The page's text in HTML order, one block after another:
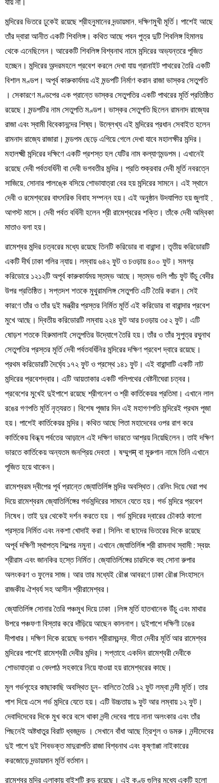
যায় না।
মন্দিরের ভিতরে ঢুকেই রয়েছে শ্রীহনুমানের দন্ডায়মান, দক্ষিণমুখী মূর্তি। পাশেই আছে
তাঁর দ্বারা আনীত একটি শিবলিঙ্গ। কথিত আছে পবন পুত্র দুটি শিবলিঙ্গ হিমালয়
থেকে এনেছিলেন। আরেকটি শিবলিঙ্গ বিশ্বনাথ নামে মন্দিরের অভ্যন্তরে পূজিত
হচ্ছেন। মন্দিরের অন্দরমহলে প্রবেশ করলে দেখা যায় গ্রানাইট পাথরের তৈরি একটি
বিশাল মণ্ডপ। অপূর্ব কারুকার্যময় এই মন্ডপটি নির্মাণ করান রাজা ভাস্কর সেতুপতি
। সেকারণে মণ্ডপের এক প্রান্তে ভাস্কর সেতুপতির একটি পাথরের মূর্তি প্রতিষ্ঠিত
রয়েছে। মন্ডপটির নাম সেতুপতি মণ্ডপ। ভাস্কর সেতুপতি ছিলেন রামনাদ রাজ্যের
রাজা এবং স্বামী বিবেকানন্দের শিষ্য। উল্লেখ্য এই মন্দিরের প্রধান সেবাইত হলেন
রামনাদ রাজ্যে রাজারা। মন্ডপম ছেড়ে এগিয়ে গেলে দেখা যাবে মহালক্ষীর মন্দির।
মহালক্ষ্মী মন্দিরের দক্ষিণে একটি প্রশস্ত হল যেটির নাম কল্যাণমন্ডপম। এখানেই
রয়েছে দেবী পর্বতবর্ধিনী বা দেবী ভগবতীর মন্দির। প্রতি শুক্রবার দেবী মূর্তি নবরত্নে
সাজিয়ে, সোনার পালঙ্কে বসিয়ে শোভাযাত্রা বের হয় মন্দিরের সামনে। এই স্থানে
দেবী ও রমেশ্বরের বাৎসরিক বিবাহ সম্পন্ন হয়। এই অনুষ্ঠান উদযাপিত হয় জুলাই ,
আগস্ট মাসে। দেবী পর্বত বর্ধিনী হলেন শ্রী রামেশ্বরের শক্তি। তাঁকে দেবী অম্বিকা
মাতাও বলা হয়।
রামেশ্বর মন্দির চত্বরের মধ্যে রয়েছে তিনটি করিডোর বা বারান্দা। তৃতীয় করিডোরটি
একটি দীর্ঘ ঢাকা গলির ন্যায়। লম্বায় ৬৪২ ফুট ও চওড়ায় ৪০০ ফুট। সমগ্র
করিডোরে ১২১২টি অপূর্ব কারুকার্যময় স্তম্ভ আছে। স্তম্ভ গুলি পাঁচ ফুট উঁচু বেদীর
উপর প্রতিষ্ঠিত। সপ্তদশ শতকে মুথুরামলিঙ্গ সেতুপতি এটি তৈরি করান। সেই
কারণে তাঁর ও তাঁর দুই মন্ত্রীর প্রস্তর নির্মিত মূর্তি এই করিডোর বা বারান্দার প্রবেশ
মুখে আছে। দ্বিতীয় করিডোরটি লম্বায় ২২৪ ফুট আর চওড়ায় ৩৫২ ফুট। এটি
ষোড়শ শতকে হিরুমালাই সেতুপতির উদ্যোগে তৈরি হয়। তাঁর ও তাঁর সুপুত্র রঘুনাথ
সেতুপতির প্রস্তর মূর্তি দেবী পর্বতবর্ধিনির মন্দিরের দক্ষিণ প্রবেশ দ্বারে রয়েছে।
প্রথম করিডোরটি দৈর্ঘ্যে ১৭২ ফুট ও প্রস্থে ১৪১ ফুট। এই বারান্দাটি একটি নাট
মন্দিরের প্রবেশদ্বার। এটি আয়তাকার একটি গলিপথের বেষ্টনীঘেরা চত্বর।
প্রবেশের মুখেই দুইপাশে রয়েছে শ্রীগনেশ ও শ্রী কার্তিকেয়র প্রতিমা। এখানে লাল
রঙের গণপতি মূর্তি নৃত্যরত। বিশেষ পূজার দিন এই মহাগণপতি মন্দিরেই প্রথম পূজা
হয়। পাশেই কার্তিকেয়র মন্দির। কথিত আছে পিতা মহাদেবের ওপর রাগ করে
কার্তিকেয় বিন্ধ্য পর্বতের আড়ালে এই দক্ষিণ ভারতে আশ্রয় নিয়েছিলেন। তাই দক্ষিণ
ভারতে কার্তিকেয় অন্যতম জনপ্রিয় দেবতা । ষম্মুগम् বা মুরুগান নামে তিনি এখানে
পূজিত হয়ে থাকেন।
রামেশ্বরম দ্বীপের পূর্ব প্রান্তে জ্যোতির্লিঙ্গ মন্দির অবস্থিত। রেলিং দিয়ে ঘেরা পথ
দিয়ে রামেশ্বরম জ্যোতির্লিঙ্গের গর্ভমন্দিরের সামনে যেতে হয়। গর্ভ মন্দিরে প্রবেশ
নিষেধ। তাই দুর থেকেই দর্শন করতে হয় । গর্ভ মন্দিরের দ্বারের চৌকাঠ কালো
প্রস্তর নির্মিত এবং নকশা খোদাই করা। সিলিং বা ছাদের ভিতরের দিকে রয়েছে
অপূর্ব দক্ষিণী স্থাপত্য শিল্পের নমুনা। এখানে জ্যোতির্লিঙ্গ শ্রী রামনাথ স্বামী : স্বয়ং
শ্রীরাম এবং জানকির হস্তে নির্মিত। জ্যোতির্লিঙ্গের চারদিকে বহু সোনা রুপার
অলংকরণ ও ফুলের সাজ। আর তার মধ্যেই রৌপ্প আবরণে ঢাকা রৌপ্প সিংহাসনে
রাজকীয় ঐশ্বর্য সহ আসীন শ্রীরামেশ্বর।
জ্যোতির্লিঙ্গ সোনার তৈরি পঞ্চমুখ দিয়ে ঢাকা ।লিঙ্গ মূর্তি হাতখানেক উঁচু এবং মাথার
উপরে পঞ্চফণা বিস্তার করে দাঁড়িয়ে আছেন কালনাগ। দুইপাশে দক্ষিণী ঢঙের
দীপাধার। দক্ষিণ দিকে রয়েছে ভগবান শ্রীরামচন্দ্র, সীতা দেবীর মূর্তি আর রামেশ্বর
মন্দিরের পাশেই রামেশ্বরী দেবীর মন্দির। সপ্তাহে একদিন রামেশ্বরী দেবীকে
শোভাযাত্রা ও বেদপাঠ সহকারে নিয়ে যাওয়া হয় রামেশ্বরের কাছে।
মূল গর্ভগৃহের কাছাকাছি অবস্থিত চুন- বালিতে তৈরি ১২ ফুট লম্বা নন্দী মূর্তি। তার
পাশ দিয়ে এসে গর্ভ মন্দিরে যেতে হয়। এটি উচ্চতায় ৯ ফুট আর লম্বায় ১২ ফুট।
দেবাদিদেবের দিকে মুখ করে বসে থাকা নন্দী দেবের গায়ে নানা অলংকার এবং তাঁর
পিছনেই অষ্টধাতুর বিরাট ধ্বজদন্ড । সেখানে বাঁধা আছে ত্রিশূল ও ডমরু। নন্দীদেবের
দুই পাশে দুই শিবভক্ত মাদুরাপতি রাজা বিশ্বনাথ এবং কৃষ্ণাপ্পা নাইকারের
করজোড়ে দন্ডায়মান মূর্তি বর্তমান।
রামেশ্বর মন্দির এলাকায় বাইশটি কুন্ড রয়েছে। এই কুণ্ড গুলির মধ্যে একটি হলো